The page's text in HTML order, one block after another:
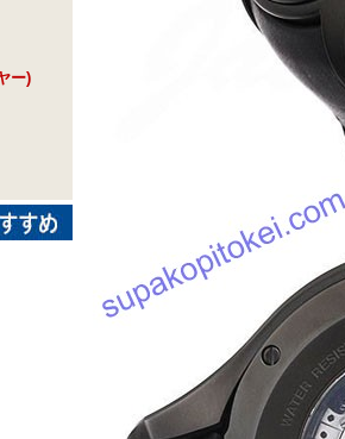
ー)